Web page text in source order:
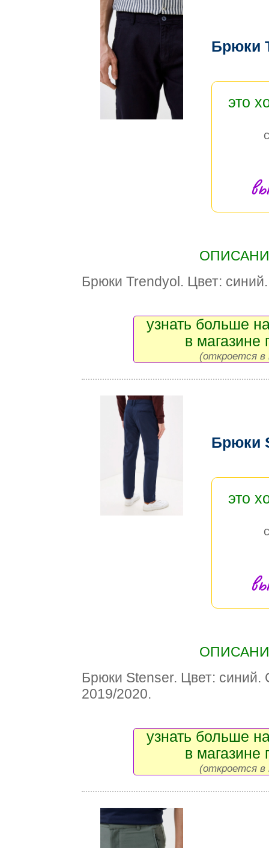
Брюки
это
Брюки Trendyol. Цвет:
узнать больше
в магазине
(откроется в
Брюки
это
Брюки Stenser. Цвет:
2019/2020.
узнать больше
в магазине
(откроется в